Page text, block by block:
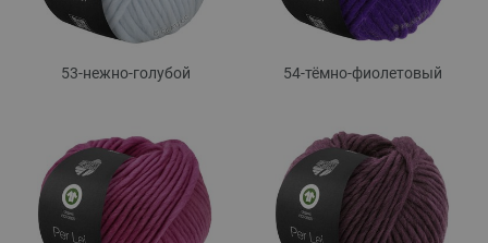
53-нежно-голубой 54-тёмно-фиолетовый